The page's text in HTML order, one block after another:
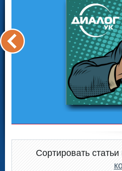
Сортировать статьи